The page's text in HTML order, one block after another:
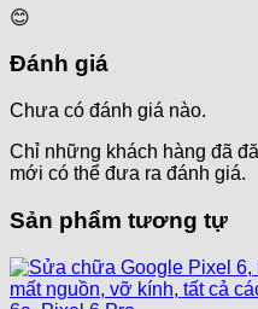
😊
Đánh giá
Chưa có đánh giá nào.
Chỉ những khách hàng đã
mới có thể đưa ra đánh giá.
Sản phẩm tương tự